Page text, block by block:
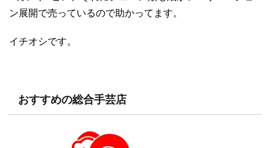
ン展開で売っているので助かってます。
イチオシです。
おすすめの総合手芸店